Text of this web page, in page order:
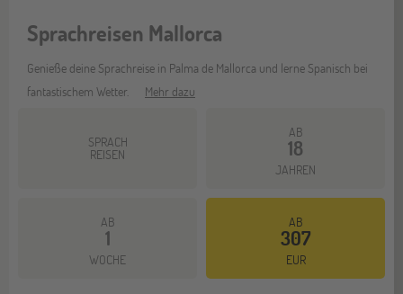
Sprachreisen Mallorca
Genieße deine Sprachreise in Palma de Mallorca und lerne Spanisch bei
fantastischem Wetter.
Mehr dazu
SPRACH
REISEN
AB
18
JAHREN
AB
1
WOCHE
AB
307
EUR